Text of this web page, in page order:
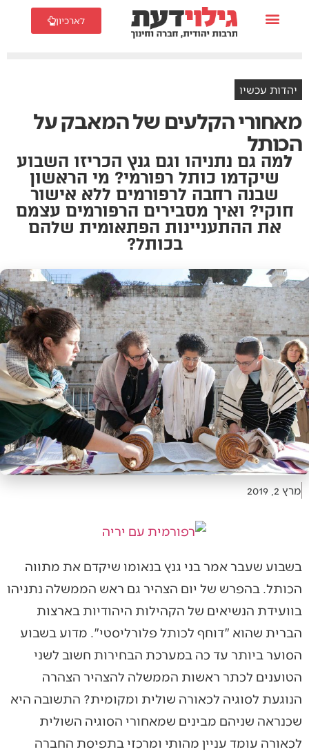
לארכיון
יהדות עכשיו
מאחורי הקלעים של המאבק על
הכותל
למה גם נתניהו וגם גנץ הכריזו השבוע
שיקדמו כותל רפורמי? מי הראשון
שבנה רחבה לרפורמים ללא אישור
חוקי? ואיך מסבירים הרפורמים עצמם
את ההתעניינות הפתאומית שלהם
בכותל?
מרץ 2, 2019
בשבוע שעבר אמר בני גנץ בנאומו שיקדם את מתווה
הכותל. בהפרש של יום הצהיר גם ראש הממשלה נתניהו
בוועידת הנשיאים של הקהילות היהודיות בארצות
הברית שהוא "דוחף לכותל פלורליסטי". מדוע בשבוע
הסוער ביותר עד כה במערכת הבחירות חשוב לשני
הטוענים לכתר ראשות הממשלה להצהיר הצהרה
הנוגעת לסוגיה לכאורה שולית ומקומית? התשובה היא
שכנראה שניהם מבינים שמאחורי הסוגיה השולית
לכאורה עומד עניין מהותי ומרכזי בתפיסת החברה